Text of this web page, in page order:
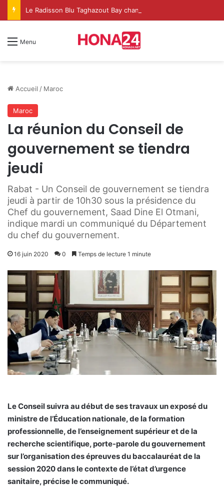
Menu
Accueil / Maroc
Maroc
La réunion du Conseil de
gouvernement se tiendra
jeudi
Rabat - Un Conseil de gouvernement se tiendra
jeudi à partir de 10h30 sous la présidence du
Chef du gouvernement, Saad Dine El Otmani,
indique mardi un communiqué du Département
du chef du gouvernement.
16 juin 2020 0 Temps de lecture 1 minute
Le Conseil suivra au début de ses travaux un exposé du
ministre de l’Éducation nationale, de la formation
professionnelle, de l’enseignement supérieur et de la
recherche scientifique, porte-parole du gouvernement
sur l’organisation des épreuves du baccalauréat de la
session 2020 dans le contexte de l’état d’urgence
sanitaire, précise le communiqué.